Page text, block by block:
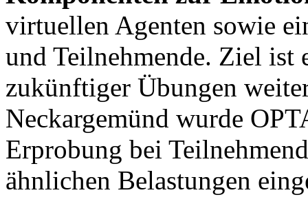
virtuellen Agenten sowie
und Teilnehmende. Ziel
zukünftiger Übungen
Neckargemünd wurde
Erprobung bei
ähnlichen Belastungen